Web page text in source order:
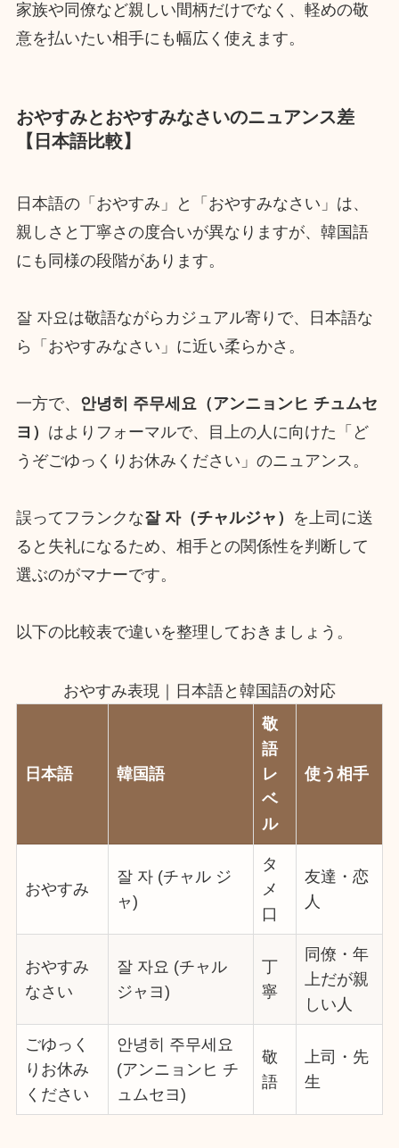
家族や同僚など親しい間柄だけでなく、軽めの敬
意を払いたい相手にも幅広く使えます。
おやすみとおやすみなさいのニュアンス差
【日本語比較】
日本語の「おやすみ」と「おやすみなさい」は、
親しさと丁寧さの度合いが異なりますが、韓国語
にも同様の段階があります。
잘 자요は敬語ながらカジュアル寄りで、日本語な
ら「おやすみなさい」に近い柔らかさ。
一方で、 안녕히 주무세요（アンニョンヒ チュムセ
ヨ） はよりフォーマルで、目上の人に向けた「ど
うぞごゆっくりお休みください」のニュアンス。
誤ってフランクな잘 자（チャルジャ ）
を上司に送
ると失礼になるため、相手との関係性を判断して
選ぶのがマナーです。
以下の比較表で違いを整理しておきましょう。
おやすみ表現｜日本語と韓国語の対応
日本語 韓国語
敬
語
レ
ベ
ル
使う相手
おやすみ
잘 자 (チャル ジ
ャ)
タ
メ
口
友達・恋
人
おやすみ
なさい
잘 자요 (チャル
ジャヨ)
丁
寧
同僚・年
上だが親
しい人
ごゆっく
りお休み
ください
안녕히 주무세요
(アンニョンヒ チ
ュムセヨ)
敬
語
上司・先
生